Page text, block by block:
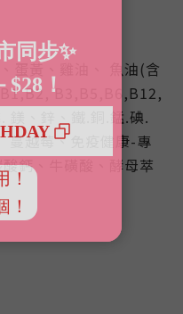
蛋黃、雞油、 魚油(含
B3,B5,B6,B12,
鎂、鋅、鐵.銅.錳.碘.
蔓越莓、免疫健康-專
鈣、牛磺酸、酵母萃